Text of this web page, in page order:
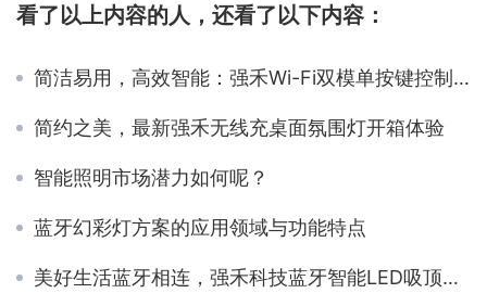
看了以上内容的人，还看了以下内容：
简洁易用，高效智能：强禾Wi-Fi双模单按键控制器
简约之美，最新强禾无线充桌面氛围灯开箱体验
智能照明市场潜力如何呢？
蓝牙幻彩灯方案的应用领域与功能特点
美好生活蓝牙相连，强禾科技蓝牙智能LED吸顶灯方案